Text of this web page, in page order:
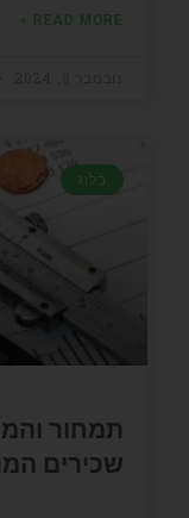
READ MORE »
בלוג
תמחור
שכירים